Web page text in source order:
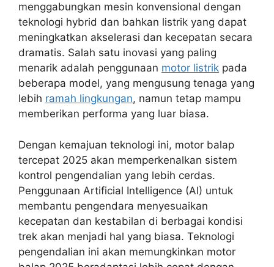
menggabungkan mesin konvensional dengan
teknologi hybrid dan bahkan listrik yang dapat
meningkatkan akselerasi dan kecepatan secara
dramatis. Salah satu inovasi yang paling
menarik adalah penggunaan motor listrik pada
beberapa model, yang mengusung tenaga yang
lebih ramah lingkungan, namun tetap mampu
memberikan performa yang luar biasa.
Dengan kemajuan teknologi ini, motor balap
tercepat 2025 akan memperkenalkan sistem
kontrol pengendalian yang lebih cerdas.
Penggunaan Artificial Intelligence (AI) untuk
membantu pengendara menyesuaikan
kecepatan dan kestabilan di berbagai kondisi
trek akan menjadi hal yang biasa. Teknologi
pengendalian ini akan memungkinkan motor